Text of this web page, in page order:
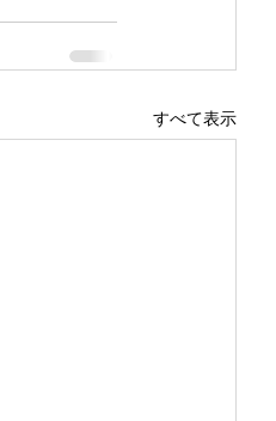
すべて表示